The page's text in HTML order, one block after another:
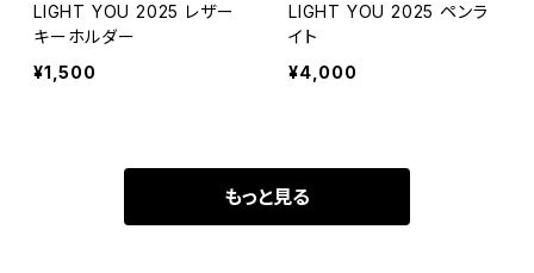
LIGHT YOU 2025 レザー
キーホルダー
¥1,500
LIGHT YOU 2025 ペンラ
イト
¥4,000
もっと見る